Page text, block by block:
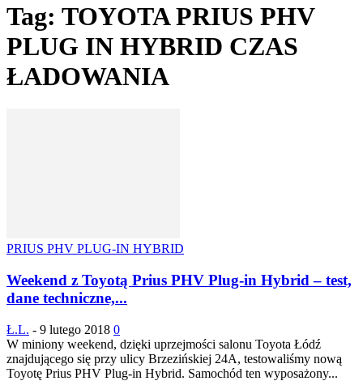
Tag: TOYOTA PRIUS PHV
PLUG IN HYBRID CZAS
ŁADOWANIA
PRIUS PHV PLUG-IN HYBRID
Weekend z Toyotą Prius PHV Plug-in Hybrid – test,
dane techniczne,...
Ł.L. - 9 lutego 2018 0
W miniony weekend, dzięki uprzejmości salonu Toyota Łódź
znajdującego się przy ulicy Brzezińskiej 24A, testowaliśmy nową
Toyotę Prius PHV Plug-in Hybrid. Samochód ten wyposażony...